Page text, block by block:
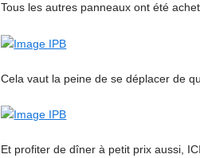
Tous les autres panneaux ont été
Cela vaut la peine de se déplacer de
Et profiter de dîner à petit prix aussi,